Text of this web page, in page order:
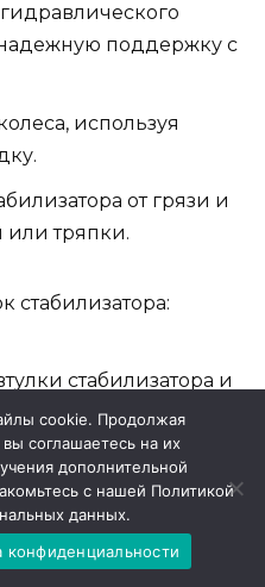
поддержку с
используя
от грязи и
тряпки.
стабилизатора:
стабилизатора и
втулки.
на стабилизатор,
правильно
на трубе
cookie. Продолжая
вы соглашаетесь на их
дополнительной
с нашей Политикой
данных.
конфиденциальности